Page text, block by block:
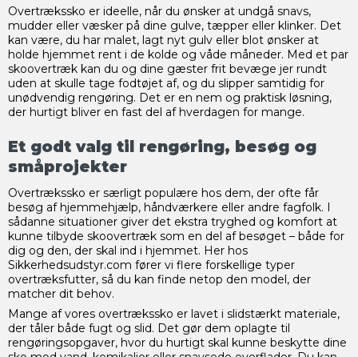
Overtrækssko er ideelle, når du ønsker at undgå snavs,
mudder eller væsker på dine gulve, tæpper eller klinker. Det
kan være, du har malet, lagt nyt gulv eller blot ønsker at
holde hjemmet rent i de kolde og våde måneder. Med et par
skoovertræk kan du og dine gæster frit bevæge jer rundt
uden at skulle tage fodtøjet af, og du slipper samtidig for
unødvendig rengøring. Det er en nem og praktisk løsning,
der hurtigt bliver en fast del af hverdagen for mange.
Et godt valg til rengøring, besøg og
småprojekter
Overtrækssko er særligt populære hos dem, der ofte får
besøg af hjemmehjælp, håndværkere eller andre fagfolk. I
sådanne situationer giver det ekstra tryghed og komfort at
kunne tilbyde skoovertræk som en del af besøget – både for
dig og den, der skal ind i hjemmet. Her hos
Sikkerhedsudstyr.com fører vi flere forskellige typer
overtræksfutter, så du kan finde netop den model, der
matcher dit behov.
Mange af vores overtrækssko er lavet i slidstærkt materiale,
der tåler både fugt og slid. Det gør dem oplagte til
rengøringsopgaver, hvor du hurtigt skal kunne beskytte dine